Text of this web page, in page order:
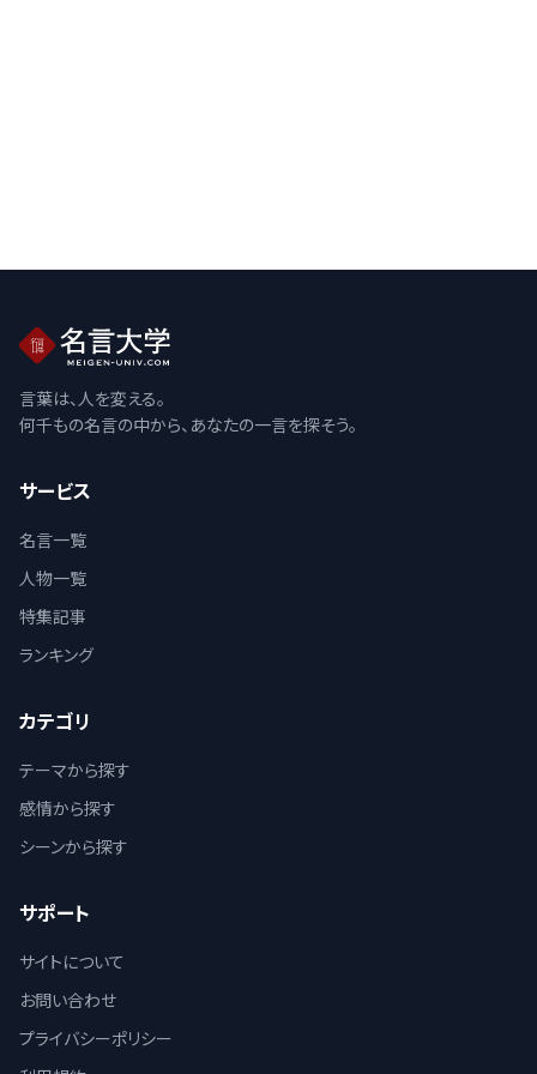
言葉は、人を変える。
何千もの名言の中から、あなたの一言を探そう。
サービス
名言一覧
人物一覧
特集記事
ランキング
カテゴリ
テーマから探す
感情から探す
シーンから探す
サポート
サイトについて
お問い合わせ
プライバシーポリシー